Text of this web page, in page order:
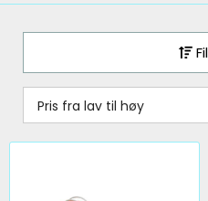
Pris fra lav til høy